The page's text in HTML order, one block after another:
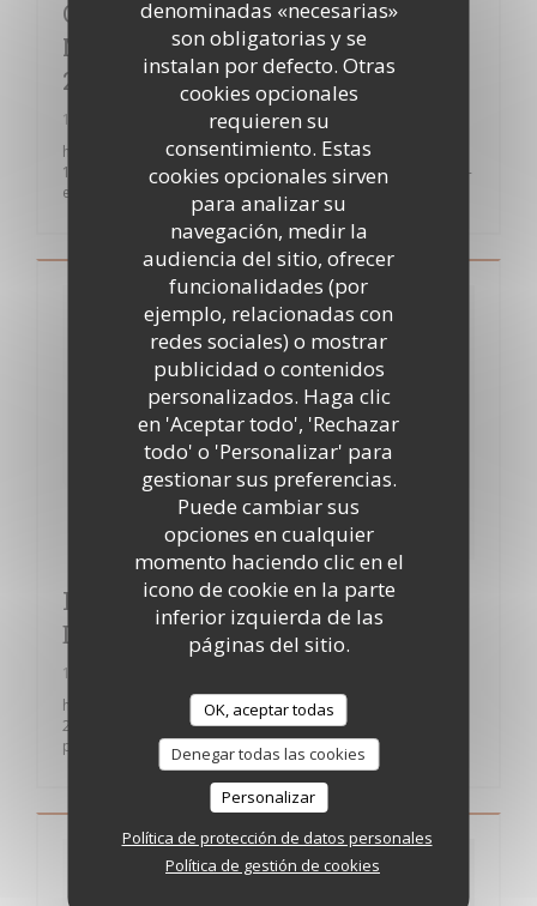
denominadas «necesarias»
son obligatorias y se
instalan por defecto. Otras
cookies opcionales
requieren su
consentimiento. Estas
cookies opcionales sirven
para analizar su
navegación, medir la
audiencia del sitio, ofrecer
funcionalidades (por
ejemplo, relacionadas con
redes sociales) o mostrar
publicidad o contenidos
personalizados. Haga clic
en 'Aceptar todo', 'Rechazar
todo' o 'Personalizar' para
gestionar sus preferencias.
Puede cambiar sus
opciones en cualquier
momento haciendo clic en el
icono de cookie en la parte
inferior izquierda de las
páginas del sitio.
OK, aceptar todas
Denegar todas las cookies
Personalizar
Política de protección de datos personales
Política de gestión de cookies
OUVERTURE DE L'ECOLE CUISINE
MODE D'EMPLOI(S) LE 13 JANVIER
2020
17/02/2020
https://www.lavoixdunord.fr/694180/article/2020-01-
13/premieres-lecons-de-cuisine-pour-les-douze-eleves-de-l-
ecole-nordiste-de-thierry
LA FORMATION CUISINE MODE
D'EMPLOI(S)
17/02/2020
https://www.lavoixdunord.fr/670763/article/2019-11-
25/marcq-en-baroeul-pendant-11-semaines-vous-allez-
penser-cuisine-vous-lever